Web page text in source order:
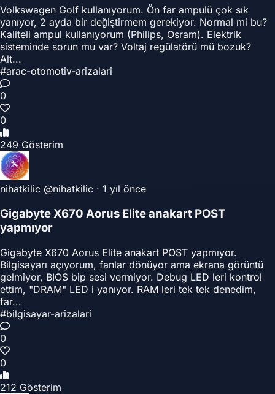
Volkswagen Golf kullanıyorum. Ön far ampulü çok sık
yanıyor, 2 ayda bir değiştirmem gerekiyor. Normal mi bu?
Kaliteli ampul kullanıyorum (Philips, Osram). Elektrik
sisteminde sorun mu var? Voltaj regülatörü mü bozuk?
Alt...
#arac-otomotiv-arizalari
0
0
249 Gösterim
nihatkilic @nihatkilic · 1 yıl önce
Gigabyte X670 Aorus Elite anakart POST
yapmıyor
Gigabyte X670 Aorus Elite anakart POST yapmıyor.
Bilgisayarı açıyorum, fanlar dönüyor ama ekrana görüntü
gelmiyor, BIOS bip sesi vermiyor. Debug LED leri kontrol
ettim, "DRAM" LED i yanıyor. RAM leri tek tek denedim,
far...
#bilgisayar-arizalari
0
0
212 Gösterim